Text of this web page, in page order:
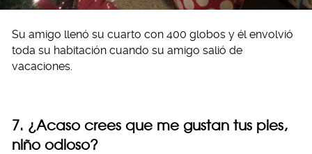
Su amigo llenó su cuarto con 400 globos y él envolvió
toda su habitación cuando su amigo salió de
vacaciones.
7. ¿Acaso crees que me gustan tus pies,
niño odioso?